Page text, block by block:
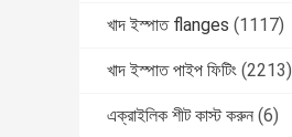
খাদ ইস্পাত flanges (1117)
খাদ ইস্পাত পাইপ ফিটিং (2213)
এক্রাইলিক শীট কাস্ট করুন (6)